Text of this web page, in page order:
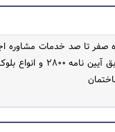
صفر تا صد خدمات مشاوره
مقاطع وال پست و میلگرد بستر